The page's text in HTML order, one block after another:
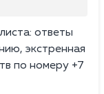
ответы
экстренная
по номеру +7